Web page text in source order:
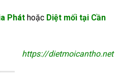
Phát hoặc Diệt mối tại Cần
https://dietmoicantho.net